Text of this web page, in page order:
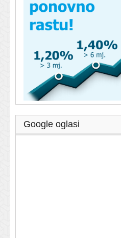
Google oglasi